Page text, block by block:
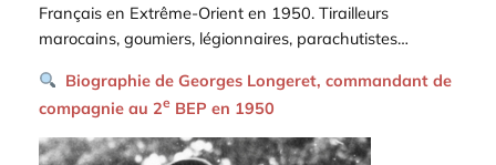
Français en Extrême-Orient en 1950. Tirailleurs
marocains, goumiers, légionnaires, parachutistes…
Biographie de Georges Longeret, commandant de
compagnie au 2eBEP en 1950